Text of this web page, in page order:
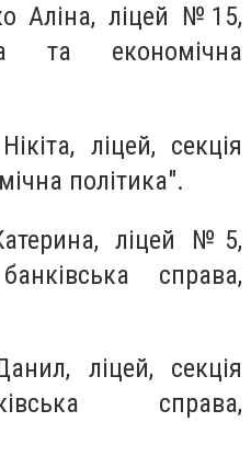
Аліна, ліцей №15,
та економічна
ліцей, секція
політика".
ліцей №5,
справа,
ліцей, секція
справа,